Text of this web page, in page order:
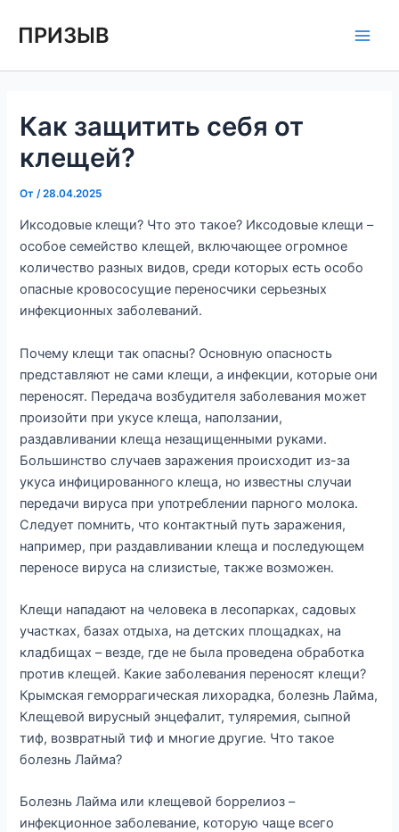
ПРИЗЫВ
Как защитить себя от
клещей?
От /28.04.2025
Иксодовые клещи? Что это такое? Иксодовые клещи –
особое семейство клещей, включающее огромное
количество разных видов, среди которых есть особо
опасные кровососущие переносчики серьезных
инфекционных заболеваний.
Почему клещи так опасны? Основную опасность
представляют не сами клещи, а инфекции, которые они
переносят. Передача возбудителя заболевания может
произойти при укусе клеща, наползании,
раздавливании клеща незащищенными руками.
Большинство случаев заражения происходит из-за
укуса инфицированного клеща, но известны случаи
передачи вируса при употреблении парного молока.
Следует помнить, что контактный путь заражения,
например, при раздавливании клеща и последующем
переносе вируса на слизистые, также возможен.
Клещи нападают на человека в лесопарках, садовых
участках, базах отдыха, на детских площадках, на
кладбищах – везде, где не была проведена обработка
против клещей. Какие заболевания переносят клещи?
Крымская геморрагическая лихорадка, болезнь Лайма,
Клещевой вирусный энцефалит, туляремия, сыпной
тиф, возвратный тиф и многие другие. Что такое
болезнь Лайма?
Болезнь Лайма или клещевой боррелиоз –
инфекционное заболевание, которую чаще всего
по